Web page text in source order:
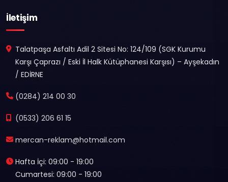
İletişim
Talatpaşa Asfaltı Adil 2 Sitesi No: 124/109 (SGK Kurumu
Karşı Çaprazı / Eski İl Halk Kütüphanesi Karşısı) – Ayşekadın
/ EDİRNE
(0284) 214 00 30
(0533) 206 61 15
mercan-reklam@hotmail.com
Hafta İçi: 09:00 - 19:00
Cumartesi: 09:00 - 19:00